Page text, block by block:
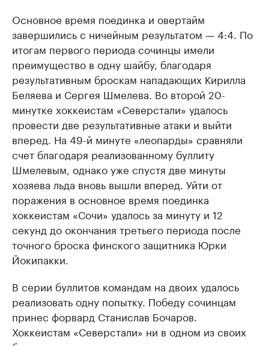
Основное время поединка и овертайм
завершились с ничейным результатом — 4:4. По
итогам первого периода сочинцы имели
преимущество в одну шайбу, благодаря
результативным броскам нападающих Кирилла
Беляева и Сергея Шмелева. Во второй 20-
минутке хоккеистам «Северстали» удалось
провести две результативные атаки и выйти
вперед. На 49-й минуте «леопарды» сравняли
счет благодаря реализованному буллиту
Шмелевым, однако уже спустя две минуты
хозяева льда вновь вышли вперед. Уйти от
поражения в основное время поединка
хоккеистам «Сочи» удалось за минуту и 12
секунд до окончания третьего периода после
точного броска финского защитника Юрки
Йокипакки.
В серии буллитов командам на двоих удалось
реализовать одну попытку. Победу сочинцам
принес форвард Станислав Бочаров.
Хоккеистам «Северстали» ни в одном из своих